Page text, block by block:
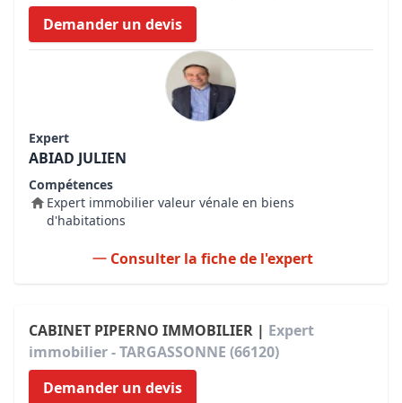
Demander un devis
Expert
ABIAD JULIEN
Compétences
Expert immobilier valeur vénale en biens
d'habitations
Consulter la fiche de l'expert
CABINET PIPERNO IMMOBILIER | Expert
immobilier - TARGASSONNE (66120)
Demander un devis